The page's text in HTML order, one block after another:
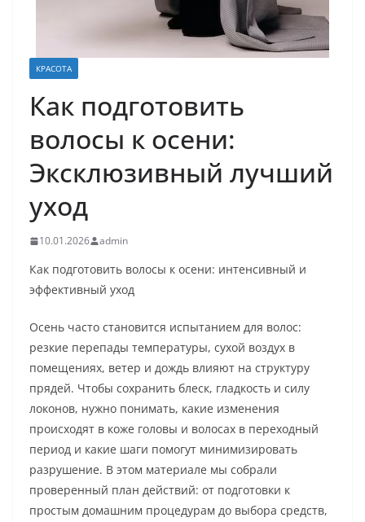
КРАСОТА
Как подготовить
волосы к осени:
Эксклюзивный лучший
уход
10.01.2026 admin
Как подготовить волосы к осени: интенсивный и
эффективный уход
Осень часто становится испытанием для волос:
резкие перепады температуры, сухой воздух в
помещениях, ветер и дождь влияют на структуру
прядей. Чтобы сохранить блеск, гладкость и силу
локонов, нужно понимать, какие изменения
происходят в коже головы и волосах в переходный
период и какие шаги помогут минимизировать
разрушение. В этом материале мы собрали
проверенный план действий: от подготовки к
простым домашним процедурам до выбора средств,